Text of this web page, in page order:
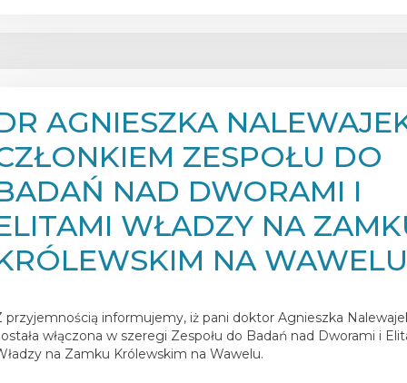
AGNIESZKA
ZESPOŁU DO
NAD DWORAMI I
WŁADZY NA
NA
przyjemnością informujemy, iż pani doktor Agnieszka
włączona w szeregi Zespołu do Badań nad Dworami i
na Zamku Królewskim na Wawelu.